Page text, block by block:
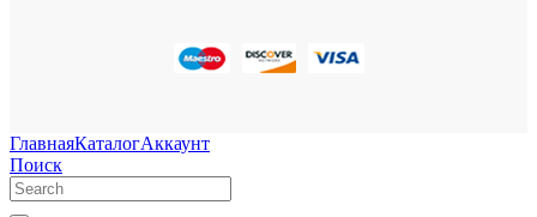
ГлавнаяКаталогАккаунт
Поиск